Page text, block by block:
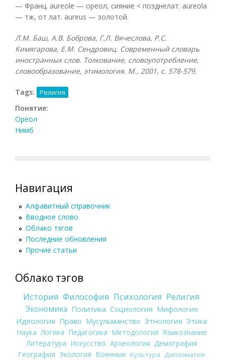
— Франц. aureole — ореол, сияние < позднелат. aureola
— тж, от лат. aureus — золотой.
Л.М. Баш, А.В. Боброва, Г.Л. Вячеслова, Р.С.
Кимягарова, Е.М. Сендровиц. Современный словарь
иностранных слов. Толкование, словоупотребление,
словообразование, этимология. М., 2001, с. 578-579.
Tags: Религия
Понятие:
Ореол
Нимб
Навигация
Алфавитный справочник
Вводное слово
Облако тэгов
Последние обновления
Прочие статьи
Облако тэгов
История Философия Психология Религия
Экономика Политика Социология Мифология
Идеология Право Мусульманство Этнология Этика
Наука Логика Педагогика Методология Языкознание
Литература Искусство Археология Демография
География Экология Военные Культура
Дипломатия